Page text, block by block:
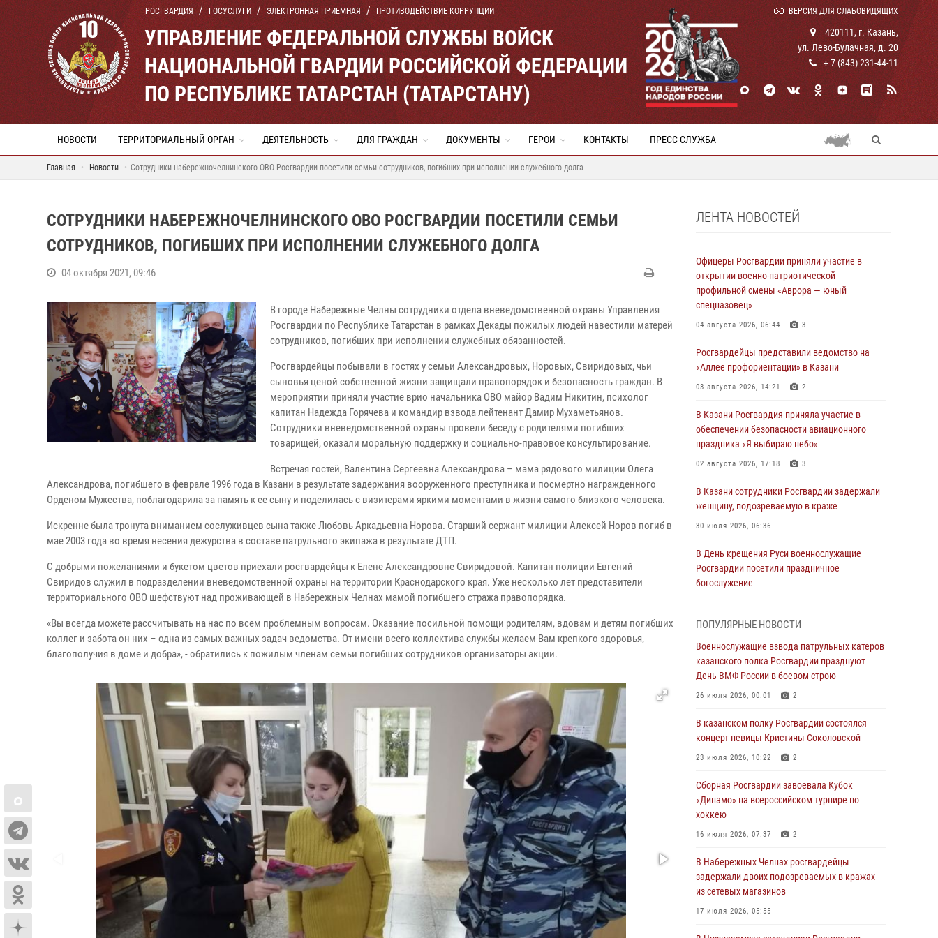
РОСГВАРДИЯ ГОСУСЛУГИ ЭЛЕКТРОННАЯ ПРИЕМНАЯ ПРОТИВОДЕЙСТВИЕ КОРРУПЦИИ ВЕРСИЯ ДЛЯ СЛАБОВИДЯЩИХ
УПРАВЛЕНИЕ ФЕДЕРАЛЬНОЙ СЛУЖБЫ ВОЙСК
НАЦИОНАЛЬНОЙ ГВАРДИИ РОССИЙСКОЙ ФЕДЕРАЦИИ
ПО РЕСПУБЛИКЕ ТАТАРСТАН (ТАТАРСТАНУ)
420111, г. Казань,
ул. Лево-Булачная, д. 20
+ 7 (843) 231-44-11
НОВОСТИ ТЕРРИТОРИАЛЬНЫЙ ОРГАН ДЕЯТЕЛЬНОСТЬ ДЛЯ ГРАЖДАН ДОКУМЕНТЫ ГЕРОИ КОНТАКТЫ ПРЕСС-СЛУЖБА
Главная Новости Сотрудники набережночелнинского ОВО Росгвардии посетили семьи сотрудников, погибших при исполнении служебного долга
СОТРУДНИКИ НАБЕРЕЖНОЧЕЛНИНСКОГО ОВО РОСГВАРДИИ ПОСЕТИЛИ СЕМЬИ
СОТРУДНИКОВ, ПОГИБШИХ ПРИ ИСПОЛНЕНИИ СЛУЖЕБНОГО ДОЛГА
04 октября 2021, 09:46
В городе Набережные Челны сотрудники отдела вневедомственной охраны Управления
Росгвардии по Республике Татарстан в рамках Декады пожилых людей навестили матерей
сотрудников, погибших при исполнении служебных обязанностей.
Росгвардейцы побывали в гостях у семьи Александровых, Норовых, Свиридовых, чьи
сыновья ценой собственной жизни защищали правопорядок и безопасность граждан. В
мероприятии приняли участие врио начальника ОВО майор Вадим Никитин, психолог
капитан Надежда Горячева и командир взвода лейтенант Дамир Мухаметьянов.
Сотрудники вневедомственной охраны провели беседу с родителями погибших
товарищей, оказали моральную поддержку и социально-правовое консультирование.
Встречая гостей, Валентина Сергеевна Александрова – мама рядового милиции Олега
Александрова, погибшего в феврале 1996 года в Казани в результате задержания вооруженного преступника и посмертно награжденного
Орденом Мужества, поблагодарила за память к ее сыну и поделилась с визитерами яркими моментами в жизни самого близкого человека.
Искренне была тронута вниманием сослуживцев сына также Любовь Аркадьевна Норова. Старший сержант милиции Алексей Норов погиб в
мае 2003 года во время несения дежурства в составе патрульного экипажа в результате ДТП.
С добрыми пожеланиями и букетом цветов приехали росгвардейцы к Елене Александровне Свиридовой. Капитан полиции Евгений
Свиридов служил в подразделении вневедомственной охраны на территории Краснодарского края. Уже несколько лет представители
территориального ОВО шефствуют над проживающей в Набережных Челнах мамой погибшего стража правопорядка.
«Вы всегда можете рассчитывать на нас по всем проблемным вопросам. Оказание посильной помощи родителям, вдовам и детям погибших
коллег и забота он них – одна из самых важных задач ведомства. От имени всего коллектива службы желаем Вам крепкого здоровья,
благополучия в доме и добра», - обратились к пожилым членам семьи погибших сотрудников организаторы акции.
ЛЕНТА НОВОСТЕЙ
Офицеры Росгвардии приняли участие в
открытии военно-патриотической
профильной смены «Аврора — юный
спецназовец»
04 августа 2026, 06:44 3
Росгвардейцы представили ведомство на
«Аллее профориентации» в Казани
03 августа 2026, 14:21 2
В Казани Росгвардия приняла участие в
обеспечении безопасности авиационного
праздника «Я выбираю небо»
02 августа 2026, 17:18 3
В Казани сотрудники Росгвардии задержали
женщину, подозреваемую в краже
30 июля 2026, 06:36
В День крещения Руси военнослужащие
Росгвардии посетили праздничное
богослужение
Военнослужащие взвода патрульных катеров
казанского полка Росгвардии празднуют
День ВМФ России в боевом строю
26 июля 2026, 00:01 2
«бронзу» в окружном этапе конкурса
профессионального мастерства
24 июля 2026, 15:05 4
В казанском полку Росгвардии состоялся
концерт певицы Кристины Соколовской
23 июля 2026, 10:22
задержали подозреваемого в краже
23 июля 2026, 06:47
В Казани Росгвардия приняла участие в
ПОПУЛЯРНЫЕ НОВОСТИ
Военнослужащие взвода патрульных катеров
казанского полка Росгвардии празднуют
День ВМФ России в боевом строю
26 июля 2026, 00:01 2
В казанском полку Росгвардии состоялся
концерт певицы Кристины Соколовской
23 июля 2026, 10:22 2
Сборная Росгвардии завоевала Кубок
«Динамо» на всероссийском турнире по
хоккею
16 июля 2026, 07:37 2
В Набережных Челнах росгвардейцы
задержали двоих подозреваемых в кражах
из сетевых магазинов
17 июля 2026, 05:55